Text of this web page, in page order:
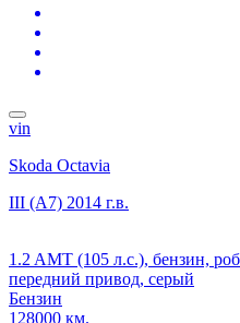
vin
Skoda Octavia
III (A7) 2014 г.в.
1.2 AMT (105 л.с.), бензин,
передний привод, серый
Бензин
128000 км.